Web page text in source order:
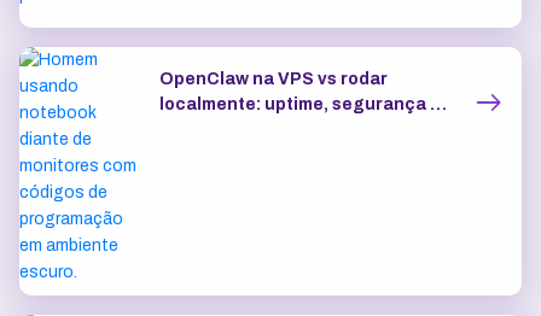
OpenClaw na VPS vs rodar
localmente: uptime, segurança e